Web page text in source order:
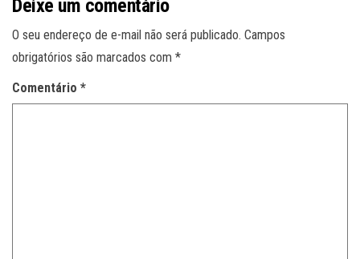
Deixe um comentário
O seu endereço de e-mail não será publicado. Campos
obrigatórios são marcados com *
Comentário *